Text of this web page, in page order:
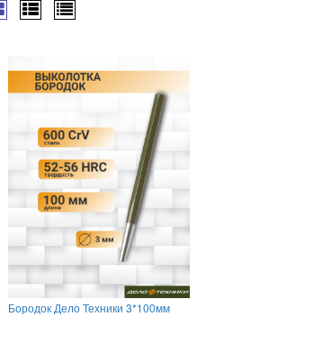
Бородок Дело Техники 3*100мм